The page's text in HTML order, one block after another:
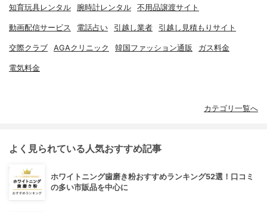
知育玩具レンタル 腕時計レンタル 不用品譲渡サイト
動画配信サービス 電話占い 引越し業者 引越し見積もりサイト
交際クラブ AGAクリニック 韓国ファッション通販 ガス料金
電気料金
カテゴリ一覧へ
よく見られている人気おすすめ記事
ホワイトニング歯磨き粉おすすめランキング52選！口コミ
の多い市販品を中心に